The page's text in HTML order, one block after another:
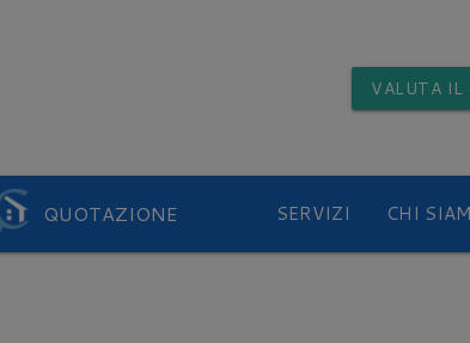
VALUTA IL
QUOTAZIONE SERVIZI CHI